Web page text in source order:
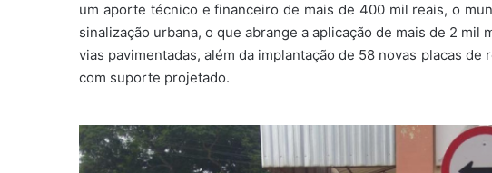
um aporte técnico e financeiro de mais de 400 mil reais, o
sinalização urbana, o que abrange a aplicação de mais de 2
vias pavimentadas, além da implantação de 58 novas placas
com suporte projetado.